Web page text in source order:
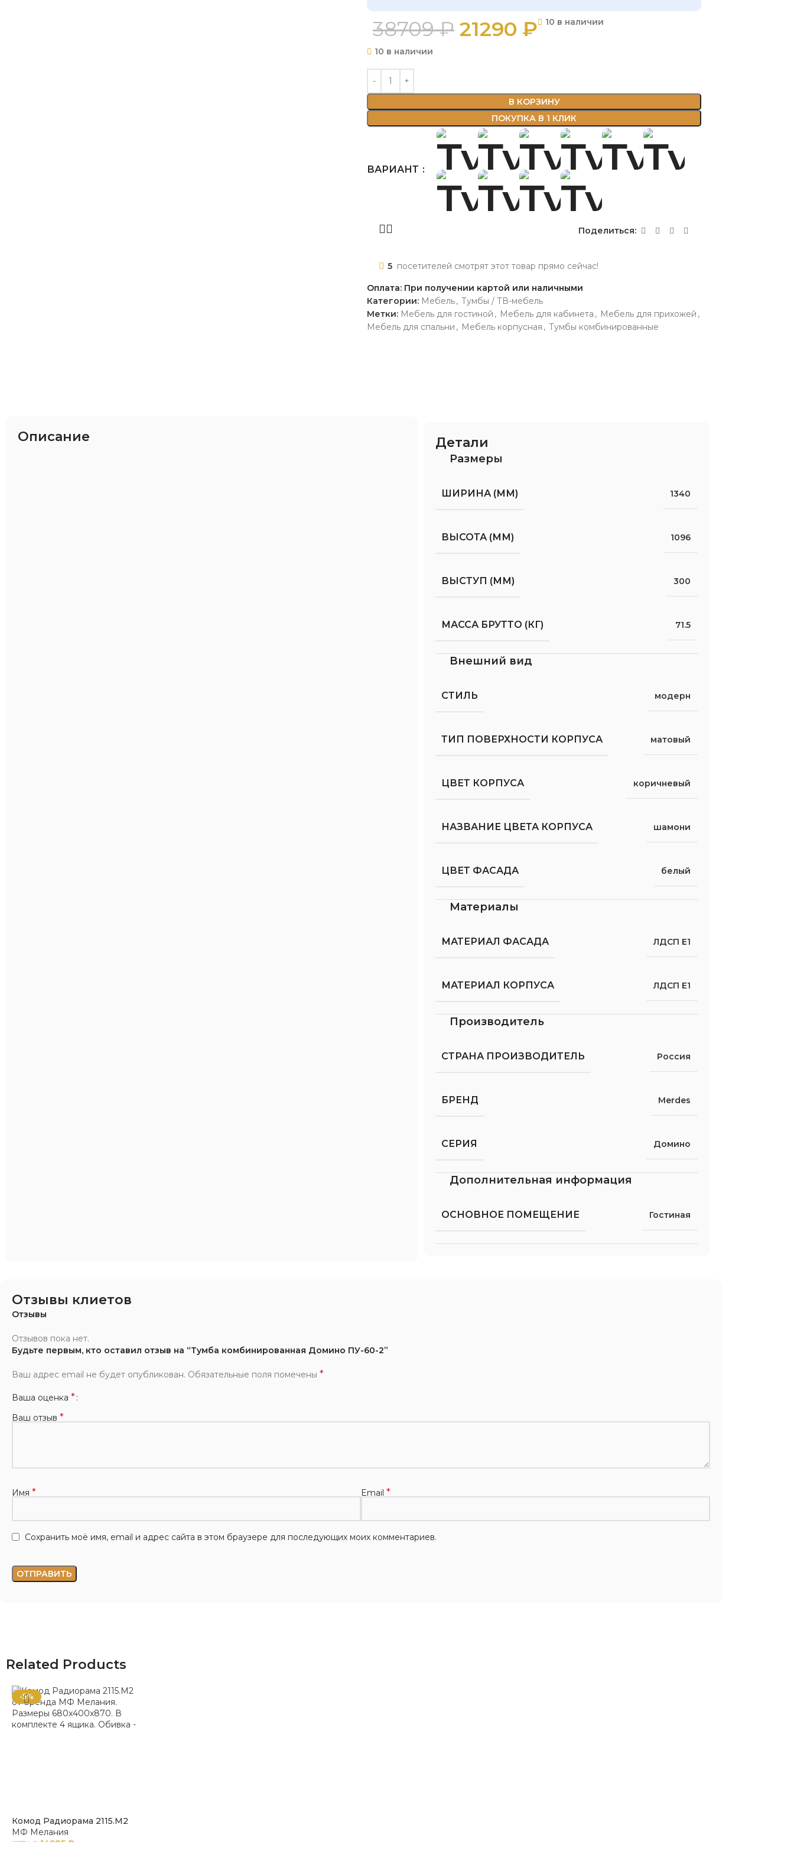
38709₽ 21290 ₽ 10 в наличии
10 в наличии
В КОРЗИНУ
ПОКУПКА В 1 КЛИК
ВАРИАНТ
Поделиться:
5 посетителей смотрят этот товар прямо сейчас!
Оплата: При получении картой или наличными
Категории: Мебель, Тумбы / ТВ-мебель
Метки: Мебель для гостиной , Мебель для кабинета , Мебель для прихожей ,
Мебель для спальни , Мебель корпусная , Тумбы комбинированные
Описание Детали
Размеры
ШИРИНА (ММ) 1340
ВЫСОТА (ММ) 1096
ВЫСТУП (ММ) 300
МАССА БРУТТО (КГ) 71.5
Внешний вид
СТИЛЬ модерн
ТИП ПОВЕРХНОСТИ КОРПУСА матовый
ЦВЕТ КОРПУСА коричневый
НАЗВАНИЕ ЦВЕТА КОРПУСА шамони
ЦВЕТ ФАСАДА белый
Материалы
МАТЕРИАЛ ФАСАДА ЛДСП Е1
МАТЕРИАЛ КОРПУСА ЛДСП Е1
Производитель
СТРАНА ПРОИЗВОДИТЕЛЬ Россия
БРЕНД Merdes
СЕРИЯ Домино
Дополнительная информация
ОСНОВНОЕ ПОМЕЩЕНИЕ Гостиная
Отзывы клиетов
Отзывы
Отзывов пока нет.
Будьте первым, кто оставил отзыв на “Тумба комбинированная Домино ПУ-60-2”
Ваш адрес email не будет опубликован. Обязательные поля помечены *
Ваша оценка *
Ваш отзыв *
Имя * Email *
Сохранить моё имя, email и адрес сайта в этом браузере для последующих моих комментариев.
Related Products
-5%
Комод Радиорама 2115.М2
МФ Мелания
15774 ₽ 14985 ₽